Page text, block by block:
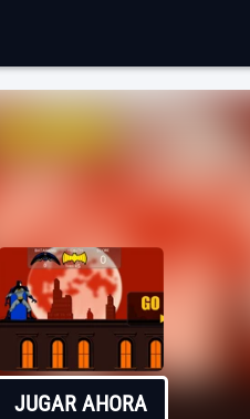
JUGAR AHORA